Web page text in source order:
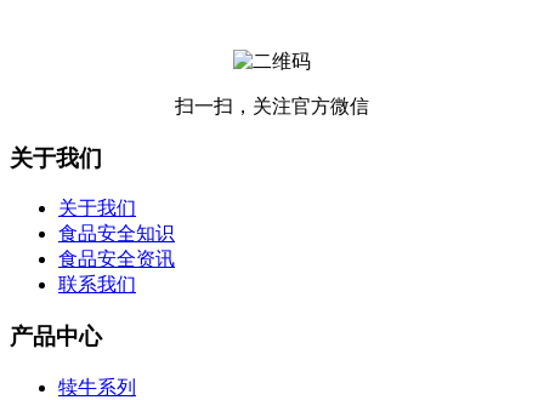
扫一扫，关注官方微信
关于我们
关于我们
食品安全知识
食品安全资讯
联系我们
产品中心
犊牛系列